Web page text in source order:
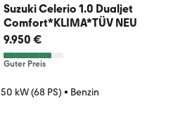
Suzuki Celerio 1.0 Dualjet
Comfort*KLIMA*TÜV NEU
9.950 €
Guter Preis
50 kW (68 PS) • Benzin